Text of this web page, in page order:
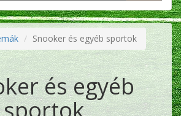
Snooker és egyéb sportok
és egyéb